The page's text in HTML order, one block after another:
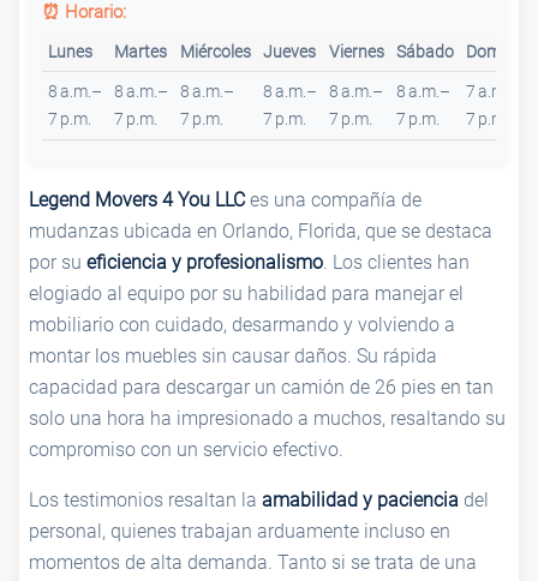
⏰ Horario:
Lunes Martes Miércoles Jueves Viernes Sábado Domingo
8 a.m.–
7 p.m.
8 a.m.–
7 p.m.
8 a.m.–
7 p.m.
8 a.m.–
7 p.m.
8 a.m.–
7 p.m.
8 a.m.–
7 p.m.
7 a.m.–
7 p.m.
Legend Movers 4 You LLCes una compañía de
mudanzas ubicada en Orlando, Florida, que se destaca
por su eficiencia y profesionalismo. Los clientes han
elogiado al equipo por su habilidad para manejar el
mobiliario con cuidado, desarmando y volviendo a
montar los muebles sin causar daños. Su rápida
capacidad para descargar un camión de 26 pies en tan
solo una hora ha impresionado a muchos, resaltando su
compromiso con un servicio efectivo.
Los testimonios resaltan la amabilidad y paciencia del
personal, quienes trabajan arduamente incluso en
momentos de alta demanda. Tanto si se trata de una